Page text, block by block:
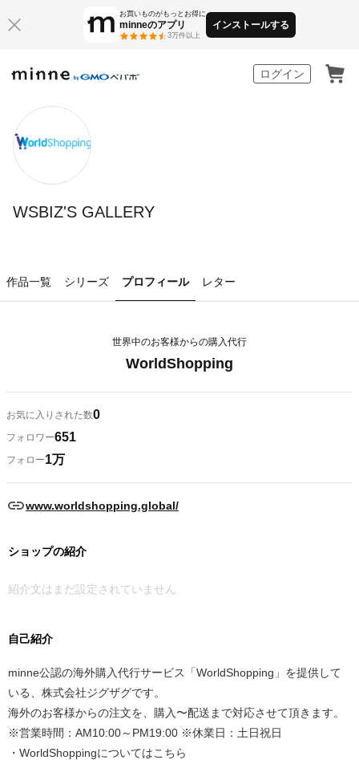
お買いものがもっとお得に
minneのアプリ
3万件以上
インストールする
ログイン
WSBIZ'S GALLERY
作品一覧 シリーズ プロフィール レター
世界中のお客様からの購入代行
WorldShopping
お気に入りされた数0
フォロワー651
フォロー1万
www.worldshopping.global/
ショップの紹介
紹介文はまだ設定されていません
自己紹介
minne公認の海外購入代行サービス「WorldShopping」を提供して
いる、株式会社ジグザグです。
海外のお客様からの注文を、購入〜配送まで対応させて頂きます。
※営業時間：AM10:00～PM19:00 ※休業日：土日祝日
・WorldShoppingについてはこちら